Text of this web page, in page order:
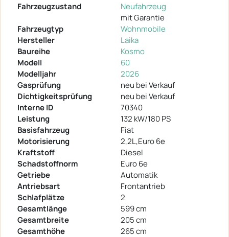
Fahrzeugzustand
Neufahrzeug
mit Garantie
Fahrzeugtyp
Wohnmobile
Hersteller
Laika
Baureihe
Kosmo
Modell
60
Modelljahr
2026
Gasprüfung
neu bei Verkauf
Dichtigkeitsprüfung
neu bei Verkauf
Interne ID
70340
Leistung
132 kW/180 PS
Basisfahrzeug
Fiat
Motorisierung
2,2L,Euro 6e
Kraftstoff
Diesel
Schadstoffnorm
Euro 6e
Getriebe
Automatik
Antriebsart
Frontantrieb
Schlafplätze
2
Gesamtlänge
599 cm
Gesamtbreite
205 cm
Gesamthöhe
265 cm